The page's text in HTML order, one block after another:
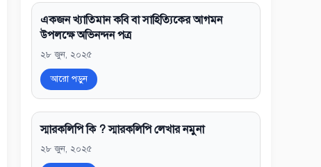
একজন খ্যাতিমান কবি বা সাহিত্যিকের আগমন
উপলক্ষে অভিনন্দন পত্র
২৮ জুন, ২০২৫
আরো পড়ুন
স্মারকলিপি কি ? স্মারকলিপি লেখার নমুনা
২৮ জুন, ২০২৫